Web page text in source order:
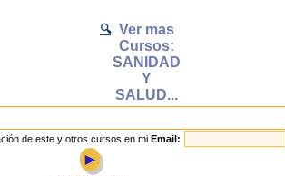
🔍 Ver mas
Cursos:
SANIDAD
Y
SALUD...
de este y otros cursos en mi Email:
►